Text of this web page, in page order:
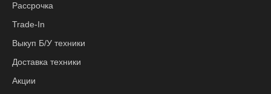
Рассрочка
Trade-In
Выкуп Б/У техники
Доставка техники
Акции